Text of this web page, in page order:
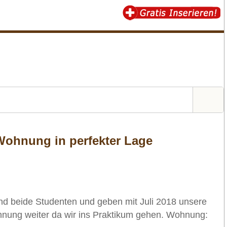
in perfekter Lage
beide Studenten und geben mit Juli 2018 unsere
weiter da wir ins Praktikum gehen. Wohnung: